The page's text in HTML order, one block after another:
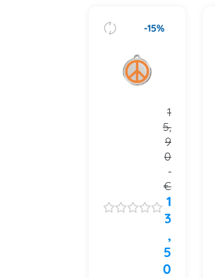
-15%
1
5,
9
0
€
1
3
,
5
0